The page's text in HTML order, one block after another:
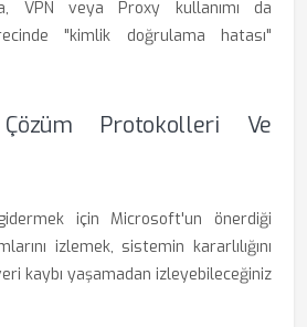
VPN veya Proxy kullanımı da
"kimlik doğrulama hatası"
Protokolleri Ve
için Microsoft'un önerdiği
izlemek, sistemin kararlılığını
kaybı yaşamadan izleyebileceğiniz